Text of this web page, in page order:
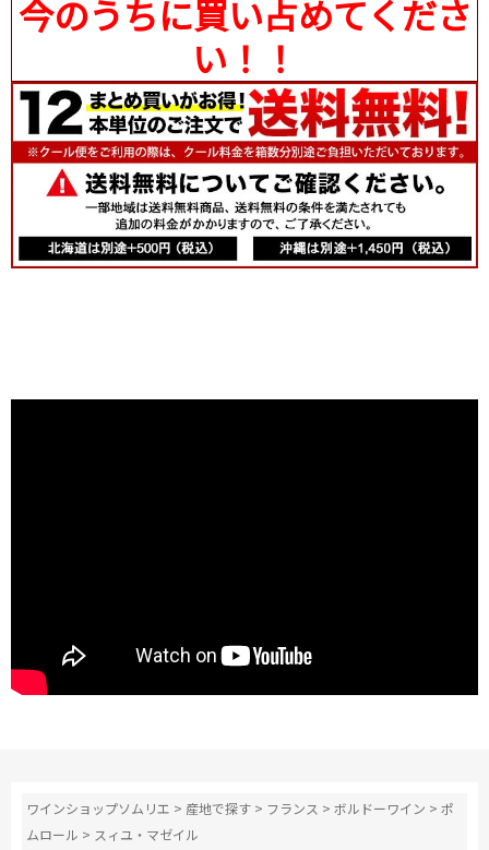
今のうちに買い占めてくださ
い！！
ワインショップソムリエ > 産地で探す > フランス >ボルドーワイン >ポ
ムロール > スィユ・マゼイル